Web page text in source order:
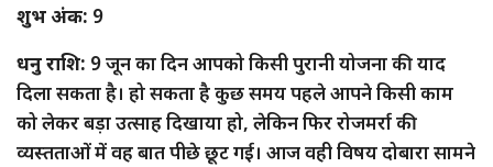
शुभ अंक: 9
धनु राशि: 9 जून का दिन आपको किसी पुरानी योजना की याद
दिला सकता है। हो सकता है कुछ समय पहले आपने किसी काम
को लेकर बड़ा उत्साह दिखाया हो, लेकिन फिर रोजमर्रा की
व्यस्तताओं में वह बात पीछे छूट गई। आज वही विषय दोबारा सामने